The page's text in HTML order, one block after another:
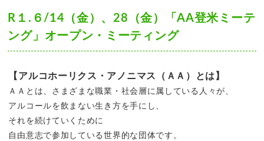
ば
す
R１.６/14（金）、28（金）「AA登米ミーテ
ング」オープン・ミーティング
【アルコホーリクス・アノニマス（ＡＡ）とは】
ＡＡとは、さまざまな職業・社会層に属している人々が、
アルコールを飲まない生き方を手にし、
それを続けていくために
自由意志で参加している世界的な団体です。